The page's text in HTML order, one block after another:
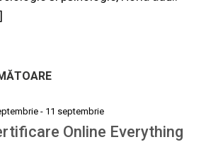
]
- 11 septembrie
Online Everything